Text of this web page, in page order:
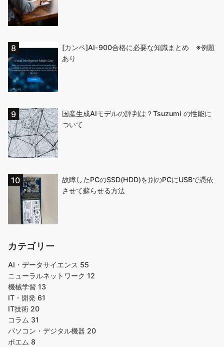
[カンペ]AI-900合格に必要な知識まとめ ※例題
あり
国産生成AIモデルの評判は？Tsuzumi の性能に
ついて
故障したPCのSSD(HDD)を別のPCにUSBで憑依
させて蘇らせる方法
カテゴリー
AI・データサイエンス 55
ニューラルネットワーク 12
機械学習 13
IT・開発 61
IT技術 20
コラム 31
パソコン・デジタル機器 20
ポエム 8